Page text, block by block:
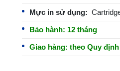
Mực in sử dụng:
Bảo hành: 12 tháng
Giao hàng: theo Quy